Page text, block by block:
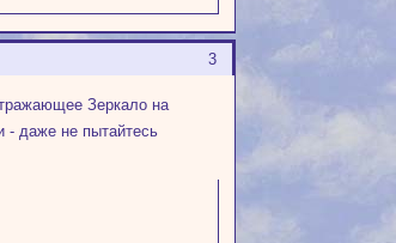
3
Зеркало на
- даже не пытайтесь